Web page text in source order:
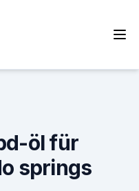
öl für
springs